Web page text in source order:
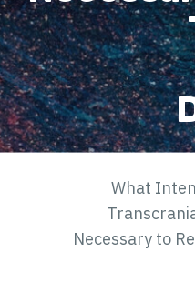
What
Necessary to